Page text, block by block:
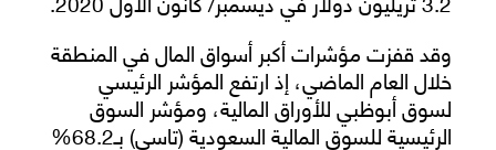
وقد قفزت مؤشرات أكبر أسواق المال في المنطقة
خلال العام الماضي، إذ ارتفع المؤشر الرئيسي
لسوق أبوظبي للأوراق المالية، ومؤشر السوق
الرئيسية للسوق المالية السعودية (تاسي) بـ68.2%